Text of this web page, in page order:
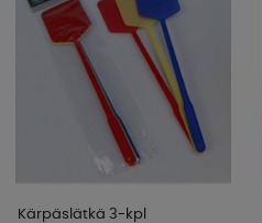
Kärpäslätkä 3-kpl